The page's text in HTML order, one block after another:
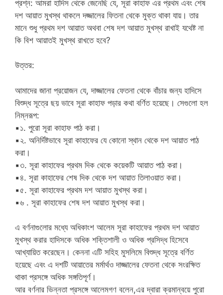
প্রশ্ন: আমরা হাদিস থেকে জেনেছি যে, সূরা কাহাফ এর প্রথম এবং শেষ
দশ আয়াত মুখস্থ থাকলে দজ্জালের ফিতনা থেকে মুক্ত থাকা যায়। তার
মানে শুধু প্রথম দশ আয়াত অথবা শেষ দশ আয়াত মুখস্থ রাখাই যথেষ্ট না
কি বিশ আয়াতই মুখস্থ রাখতে হবে?
উত্তর:
আমাদের জানা প্রয়োজন যে, দাজ্জালের ফেতনা থেকে বাঁচার জন্য হাদিসে
বিশুদ্ধ সূত্রে ছয় ভাবে সূরা কাহাফ পড়ার কথা বর্ণিত হয়েছে। সেগুলো হল
নিম্নরূপ:
▪১. পুরো সূরা কাহাফ পাঠ করা।
▪২. অনির্দিষ্টভাবে সূরা কাহাফের যে কোনো স্থান থেকে দশ আয়াত পাঠ
করা।
▪৩. সূরা কাহাফের প্রথম দিক থেকে কয়েকটি আয়াত পাঠ করা।
▪৪. সূরা কাহাফের শেষ দিক থেকে দশ আয়াত তিলাওয়াত করা।
▪৫. সূরা কাহাফের প্রথম দশ আয়াত মুখস্থ করা।
▪৬ . সূরা কাহাফের শেষ দশ আয়াত মুখস্থ করা।
এ বর্ণনাগুলোর মধ্যে অধিকাংশ আলেম সূরা কাহাফের প্রথম দশ আয়াত
মুখস্থ করার হাদিসকে অধিক শক্তিশালী ও অধিক প্রসিদ্ধ হিসেবে
আখ্যায়িত করেছেন। কেননা এটি সহিহ মুসলিমে বিশুদ্ধ সূত্রে বর্ণিত
হয়েছে এবং এ দশটি আয়াতের মর্মার্থও দাজ্জালের ফেতনা থেকে সংরক্ষিত
থাকা প্রসঙ্গে অধিক সঙ্গতিপূর্ণ।
আর বর্ণনার ভিন্নতা প্রসঙ্গে আলেমগণ বলেন,এর দ্বারা ক্রমান্বয়ে পুরো